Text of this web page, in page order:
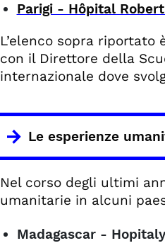
Parigi - Hôpital
L’elenco sopra
con il Direttore della
internazionale dove
Le esperienze
Nel corso degli ultimi
umanitarie in alcuni
Madagascar -